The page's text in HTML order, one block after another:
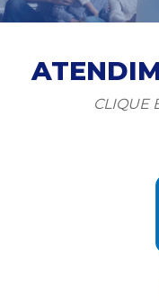
CLIQUE